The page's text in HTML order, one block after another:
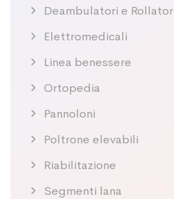
Deambulatori e Rollator
Elettromedicali
Linea benessere
Ortopedia
Pannoloni
Poltrone elevabili
Riabilitazione
Segmenti lana